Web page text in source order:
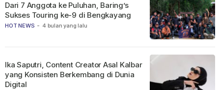
HOT NEWS - 4 bulan yang lalu
Dari 7 Anggota ke Puluhan, Baring’s
Sukses Touring ke-9 di Bengkayang
Ika Saputri, Content Creator Asal Kalbar
yang Konsisten Berkembang di Dunia
Digital